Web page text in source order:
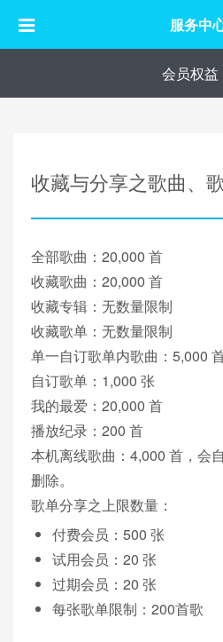
服务中
会员权益
收藏与分享之歌曲、
全部歌曲：20,000 首
收藏歌曲：20,000 首
收藏专辑：无数量限制
收藏歌单：无数量限制
单一自订歌单内歌曲：5,000
自订歌单：1,000 张
我的最爱：20,000 首
播放纪录：200 首
本机离线歌曲：4,000 首，会
删除。
歌单分享之上限数量：
付费会员：500 张
试用会员：20 张
过期会员：20 张
每张歌单限制：200首歌